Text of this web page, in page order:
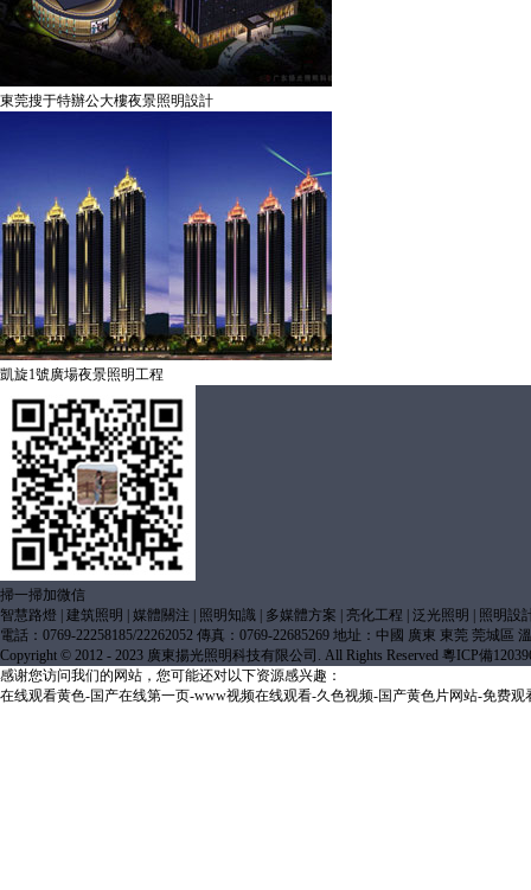
東莞搜于特辦公大樓夜景照明設計
凱旋1號廣場夜景照明工程
掃一掃加微信
智慧路燈
建筑照明 媒體關注 照明知識 多媒體方案 亮化工程 泛光照明
照明設
電話：0769-22258185/22262052 傳真：0769-22685269 地址：中國 廣東 東莞 莞城區
Copyright © 2012 - 2023 廣東揚光照明科技有限公司. All Rights Reserved 粵ICP備
感谢您访问我们的网站，您可能还对以下资源感兴趣：
在线观看黄色-国产在线第一页-www视频在线观看-久色视频-国产黄色片网站-免费